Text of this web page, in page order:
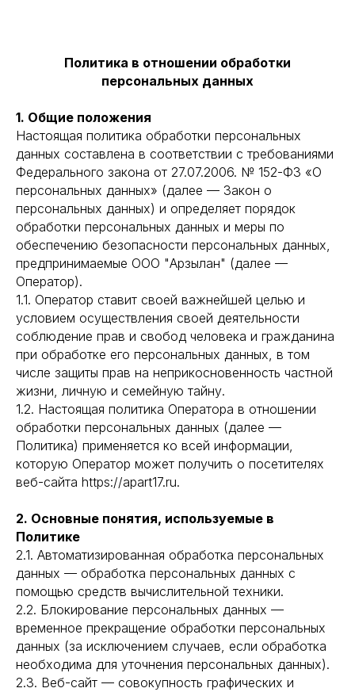
Политика в отношении обработки
персональных данных
1. Общие положения
Настоящая политика обработки персональных
данных составлена в соответствии с требованиями
Федерального закона от 27.07.2006. № 152-ФЗ «О
персональных данных» (далее — Закон о
персональных данных) и определяет порядок
обработки персональных данных и меры по
обеспечению безопасности персональных данных,
предпринимаемые ООО "Арзылан" (далее —
Оператор).
1.1. Оператор ставит своей важнейшей целью и
условием осуществления своей деятельности
соблюдение прав и свобод человека и гражданина
при обработке его персональных данных, в том
числе защиты прав на неприкосновенность частной
жизни, личную и семейную тайну.
1.2. Настоящая политика Оператора в отношении
обработки персональных данных (далее —
Политика) применяется ко всей информации,
которую Оператор может получить о посетителях
веб-сайта https://apart17.ru.
2. Основные понятия, используемые в
Политике
2.1. Автоматизированная обработка персональных
данных — обработка персональных данных с
помощью средств вычислительной техники.
2.2. Блокирование персональных данных —
временное прекращение обработки персональных
данных (за исключением случаев, если обработка
необходима для уточнения персональных данных).
2.3. Веб-сайт — совокупность графических и